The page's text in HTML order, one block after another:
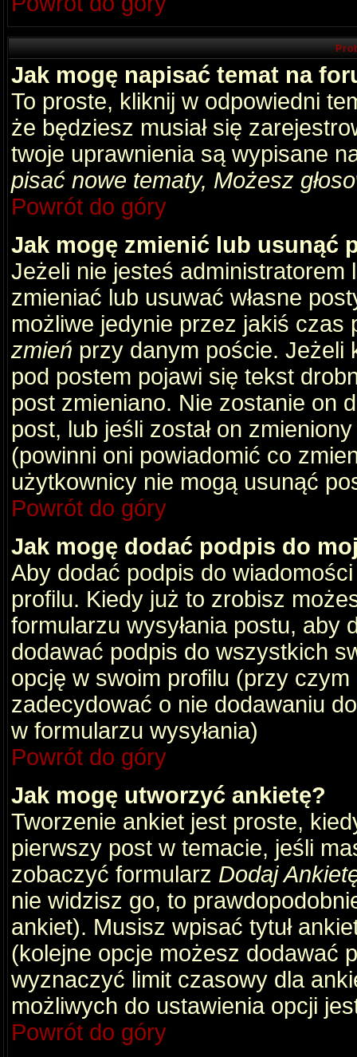
Jak mogę napisać temat na
To proste, kliknij w odpowiedni
że będziesz musiał się
twoje uprawnienia są wypisane
pisać nowe tematy, Możesz
Powrót do góry
Jak mogę zmienić lub usunąć
Jeżeli nie jesteś
zmieniać lub usuwać własne
możliwe jedynie przez jakiś
zmień przy danym poście. Jeżeli
pod postem pojawi się tekst
post zmieniano. Nie zostanie on
post, lub jeśli został on
(powinni oni powiadomić co
użytkownicy nie mogą usunąć
Powrót do góry
Jak mogę dodać podpis do
Aby dodać podpis do
profilu. Kiedy już to zrobisz
formularzu wysyłania postu,
dodawać podpis do wszystkich
opcję w swoim profilu (przy
zadecydować o nie dodawaniu
w formularzu wysyłania)
Powrót do góry
Jak mogę utworzyć ankietę?
Tworzenie ankiet jest proste,
pierwszy post w temacie, jeśli
zobaczyć formularz Dodaj
nie widzisz go, to
ankiet). Musisz wpisać tytuł
(kolejne opcje możesz dodawać
wyznaczyć limit czasowy dla
możliwych do ustawienia opcji
Powrót do góry